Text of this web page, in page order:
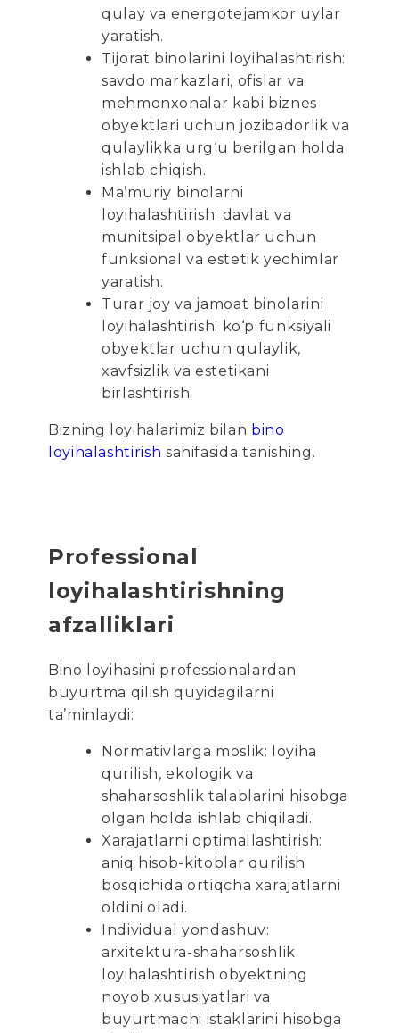
qulay va energotejamkor uylar
yaratish.
Tijorat binolarini loyihalashtirish:
savdo markazlari, ofislar va
mehmonxonalar kabi biznes
obyektlari uchun jozibadorlik va
qulaylikka urg‘u berilgan holda
ishlab chiqish.
Ma’muriy binolarni
loyihalashtirish: davlat va
munitsipal obyektlar uchun
funksional va estetik yechimlar
yaratish.
Turar joy va jamoat binolarini
loyihalashtirish: ko‘p funksiyali
obyektlar uchun qulaylik,
xavfsizlik va estetikani
birlashtirish.
Bizning loyihalarimiz bilan bino
loyihalashtirish sahifasida tanishing.
Professional
loyihalashtirishning
afzalliklari
Bino loyihasini professionalardan
buyurtma qilish quyidagilarni
ta’minlaydi:
Normativlarga moslik: loyiha
qurilish, ekologik va
shaharsoshlik talablarini hisobga
olgan holda ishlab chiqiladi.
Xarajatlarni optimallashtirish:
aniq hisob-kitoblar qurilish
bosqichida ortiqcha xarajatlarni
oldini oladi.
Individual yondashuv:
arxitektura-shaharsoshlik
loyihalashtirish obyektning
noyob xususiyatlari va
buyurtmachi istaklarini hisobga